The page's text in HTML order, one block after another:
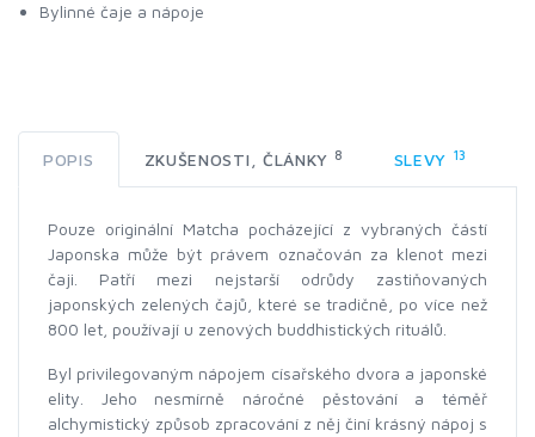
Bylinné čaje a nápoje
POPIS ZKUŠENOSTI, ČLÁNKY 8 SLEVY 13
Pouze originální Matcha pocházející z vybraných částí
Japonska může být právem označován za klenot mezi
čaji. Patří mezi nejstarší odrůdy zastiňovaných
japonských zelených čajů, které se tradičně, po více než
800 let, používají u zenových buddhistických rituálů.
Byl privilegovaným nápojem císařského dvora a japonské
elity. Jeho nesmírně náročné pěstování a téměř
alchymistický způsob zpracování z něj činí krásný nápoj s